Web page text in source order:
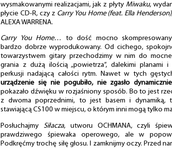
wysmakowanymi realizacjami, jak z płyty Miwaku,
płycie CD-R, czy z Carry You Home (feat. Ella Henderson)
ALEXA WARRENA.
Carry You Home… to dość mocno skompresowany
bardzo dobrze wyprodukowany. Od cichego,
towarzystwem gitary przechodzimy w nim do
grania z dużą ilością „powietrza”, dalekimi planami
perkusji nadającą całości rytm. Nawet w tych
urządzenie się nie pogubiło, nie zgasło dynamicznie
pokazało dźwięku w rozjaśniony sposób. Bo to jest
z dwoma poprzednimi, to jest basem i dynamiką,
stawiającą CS100 w miejscu, o którym inni mogą tylko
Posłuchajmy Siłacza, utworu OCHMANA, czyli
prawdziwego śpiewaka operowego, ale w
Podkręćmy trochę siłę głosu. I zamknijmy oczy. Przed